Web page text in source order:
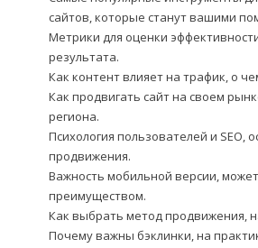
сайтов, которые станут вашими
Метрики для оценки
результата.
Как контент влияет на трафик, о
Как продвигать сайт на своем
региона.
Психология пользователей и SEO,
продвижения.
Важность мобильной версии,
преимуществом.
Как выбрать метод продвижения,
Почему важны бэклинки, на